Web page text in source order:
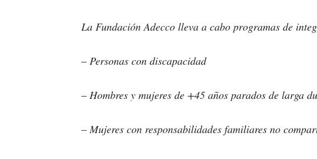
La Fundación Adecco lleva a cabo programas de
– Personas con discapacidad
– Hombres y mujeres de +45 años parados de larga
–Mujeres con responsabilidades familiares no